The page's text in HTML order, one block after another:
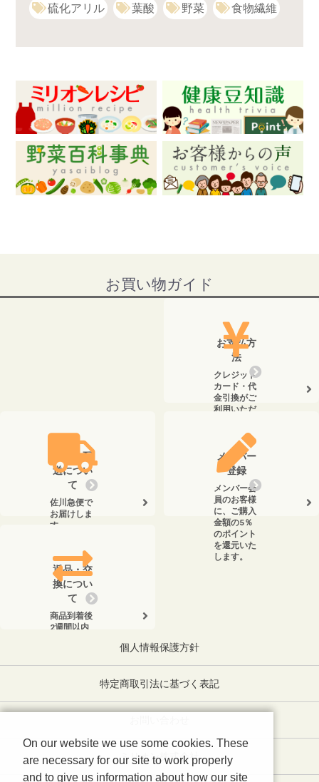
硫化アリル 葉酸 野菜 食物繊維
お買い物ガイド
お支払方
法
クレジット
カード・代
金引換がご
利用いただ
送料・配
送につい
て
佐川急便で
お届けしま
す。
メンバー
登録
メンバー会
員のお客様
に、ご購入
金額の5％
のポイント
を還元いた
します。
返品・交
換につい
て
商品到着後
2週間以内
個人情報保護方針
特定商取引法に基づく表記
ミリオン株式会社
On our website we use some cookies. These
are necessary for our site to work properly
and to give us information about how our site